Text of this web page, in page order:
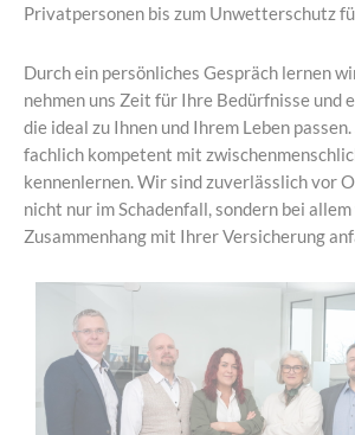
Privatpersonen bis zum Unwetterschutz
Durch ein persönliches Gespräch lernen
nehmen uns Zeit für Ihre Bedürfnisse und
die ideal zu Ihnen und Ihrem Leben
fachlich kompetent mit
kennenlernen. Wir sind zuverlässlich vor
nicht nur im Schadenfall, sondern bei
Zusammenhang mit Ihrer Versicherung